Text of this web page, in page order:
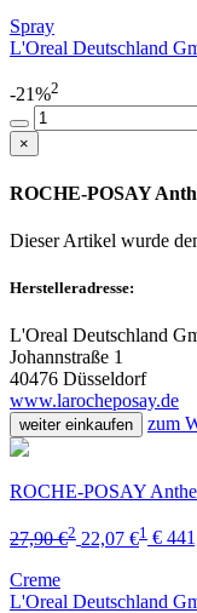
Spray
L'Oreal Deutschland
-21%2
×
ROCHE-POSAY
Dieser Artikel wurde
Herstelleradresse:
L'Oreal Deutschland
Johannstraße 1
40476 Düsseldorf
www.larocheposay.de
weiter einkaufen zum
ROCHE-POSAY
27,90 €2 22,07 €1 €
Creme
L'Oreal Deutschland